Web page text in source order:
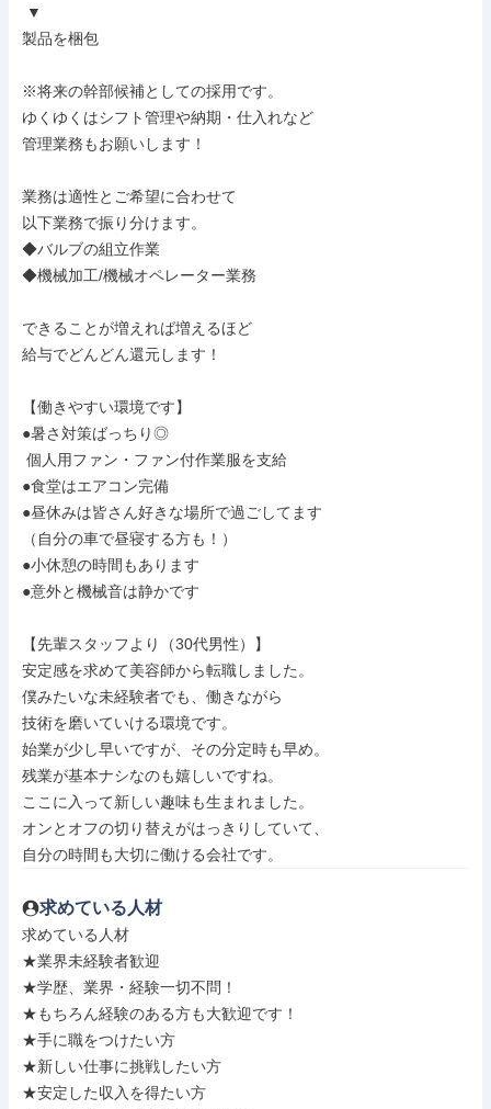
製品を梱包
※将来の幹部候補としての採用です。
ゆくゆくはシフト管理や納期・仕入れなど
管理業務もお願いします！
業務は適性とご希望に合わせて
以下業務で振り分けます。
◆バルブの組立作業
◆機械加工/機械オペレーター業務
できることが増えれば増えるほど
給与でどんどん還元します！
【働きやすい環境です】
●暑さ対策ばっちり◎
●食堂はエアコン完備
●昼休みは皆さん好きな場所で過ごしてます
（自分の車で昼寝する方も！）
●小休憩の時間もあります
●意外と機械音は静かです
【先輩スタッフより（30代男性）】
安定感を求めて美容師から転職しました。
僕みたいな未経験者でも、働きながら
技術を磨いていける環境です。
始業が少し早いですが、その分定時も早め。
残業が基本ナシなのも嬉しいですね。
ここに入って新しい趣味も生まれました。
オンとオフの切り替えがはっきりしていて、
自分の時間も大切に働ける会社です。
求めている人材
求めている人材
★業界未経験者歓迎
★学歴、業界・経験一切不問！
★もちろん経験のある方も大歓迎です！
★手に職をつけたい方
★新しい仕事に挑戦したい方
★安定した収入を得たい方